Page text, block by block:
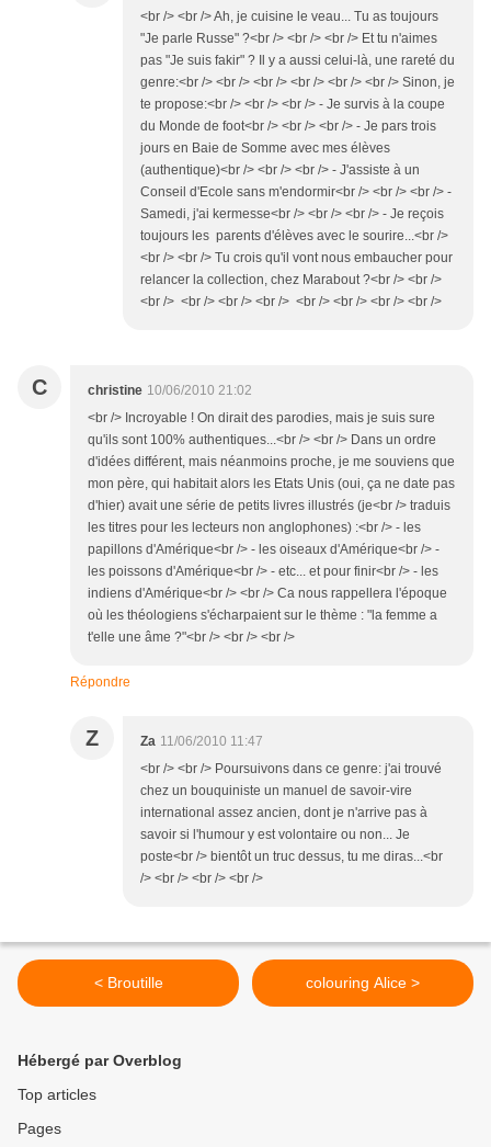
<br /> <br /> Ah, je cuisine le veau... Tu as toujours
"Je parle Russe" ?<br /> <br /> <br /> Et tu n'aimes
pas "Je suis fakir" ? Il y a aussi celui-là, une rareté du
genre:<br /> <br /> <br /> <br /> <br /> <br /> Sinon, je
te propose:<br /> <br /> <br /> - Je survis à la coupe
du Monde de foot<br /> <br /> <br /> - Je pars trois
jours en Baie de Somme avec mes élèves
(authentique)<br /> <br /> <br /> - J'assiste à un
Conseil d'Ecole sans m'endormir<br /> <br /> <br /> -
Samedi, j'ai kermesse<br /> <br /> <br /> - Je reçois
toujours les parents d'élèves avec le sourire...<br />
<br /> <br /> Tu crois qu'il vont nous embaucher pour
relancer la collection, chez Marabout ?<br /> <br />
<br /> <br /> <br /> <br /> <br /> <br /> <br /> <br />
C christine 10/06/2010 21:02
<br /> Incroyable ! On dirait des parodies, mais je suis sure
qu'ils sont 100% authentiques...<br /> <br /> Dans un ordre
d'idées différent, mais néanmoins proche, je me souviens que
mon père, qui habitait alors les Etats Unis (oui, ça ne date pas
d'hier) avait une série de petits livres illustrés (je<br /> traduis
les titres pour les lecteurs non anglophones) :<br /> - les
papillons d'Amérique<br /> - les oiseaux d'Amérique<br /> -
les poissons d'Amérique<br /> - etc... et pour finir<br /> - les
indiens d'Amérique<br /> <br /> Ca nous rappellera l'époque
où les théologiens s'écharpaient sur le thème : "la femme a
t'elle une âme ?"<br /> <br /> <br />
Répondre
Z Za 11/06/2010 11:47
<br /> <br /> Poursuivons dans ce genre: j'ai trouvé
chez un bouquiniste un manuel de savoir-vire
international assez ancien, dont je n'arrive pas à
savoir si l'humour y est volontaire ou non... Je
poste<br /> bientôt un truc dessus, tu me diras...<br
/> <br /> <br /> <br />
< Broutille colouring Alice >
Hébergé par Overblog
Top articles
Pages